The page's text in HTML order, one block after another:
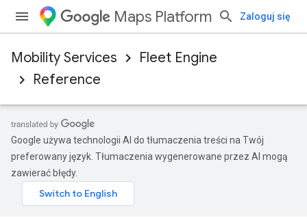
Maps Platform Zaloguj się
Mobility Services
Fleet Engine
Reference
Google używa technologii AI do tłumaczenia treści na Twój
preferowany język. Tłumaczenia wygenerowane przez AI mogą
zawierać błędy.